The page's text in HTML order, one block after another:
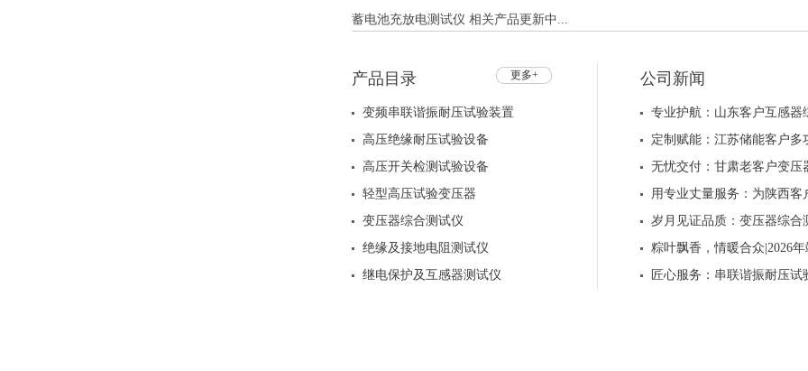
蓄电池充放电测试仪 相关产品更新中...
更多+
产品目录
变频串联谐振耐压试验装置
高压绝缘耐压试验设备
高压开关检测试验设备
轻型高压试验变压器
变压器综合测试仪
绝缘及接地电阻测试仪
继电保护及互感器测试仪
公司新闻
专业护航：山东客户互感器
定制赋能：江苏储能客户多
无忧交付：甘肃老客户变压
用专业丈量服务：为陕西
岁月见证品质：变压器综合
粽叶飘香，情暖合众|2026
匠心服务：串联谐振耐压试